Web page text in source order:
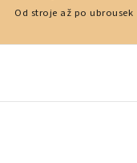
Od stroje až po ubrousek